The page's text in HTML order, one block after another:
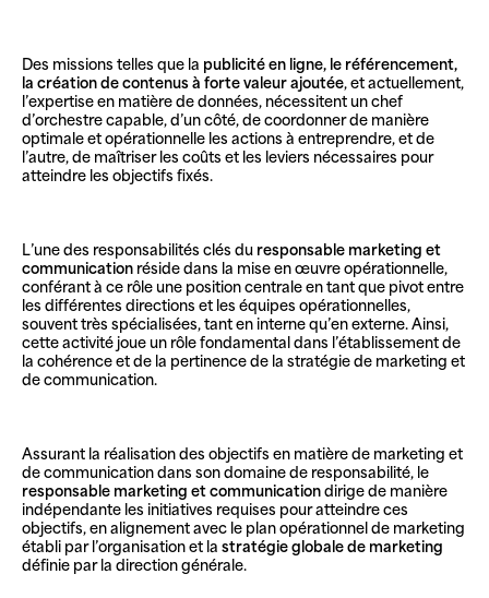
Des missions telles que la publicité en ligne, le référencement,
la création de contenus à forte valeur ajoutée, et actuellement,
l’expertise en matière de données, nécessitent un chef
d’orchestre capable, d’un côté, de coordonner de manière
optimale et opérationnelle les actions à entreprendre, et de
l’autre, de maîtriser les coûts et les leviers nécessaires pour
atteindre les objectifs fixés.
L’une des responsabilités clés du responsable marketing et
communication réside dans la mise en œuvre opérationnelle,
conférant à ce rôle une position centrale en tant que pivot entre
les différentes directions et les équipes opérationnelles,
souvent très spécialisées, tant en interne qu’en externe. Ainsi,
cette activité joue un rôle fondamental dans l’établissement de
la cohérence et de la pertinence de la stratégie de marketing et
de communication.
Assurant la réalisation des objectifs en matière de marketing et
de communication dans son domaine de responsabilité, le
responsable marketing et communicationdirige de manière
indépendante les initiatives requises pour atteindre ces
objectifs, en alignement avec le plan opérationnel de marketing
établi par l’organisation et la stratégie globale de marketing
définie par la direction générale.